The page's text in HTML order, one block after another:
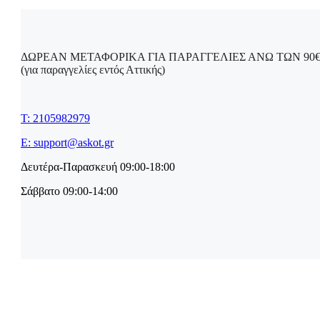
ΔΩΡΕΑΝ ΜΕΤΑΦΟΡΙΚΑ ΓΙΑ ΠΑΡΑΓΓΕΛΙΕΣ ΑΝΩ ΤΩΝ 90€
(για παραγγελίες εντός Αττικής)
T: 2105982979
E: support@askot.gr
Δευτέρα-Παρασκευή 09:00-18:00
Σάββατο 09:00-14:00